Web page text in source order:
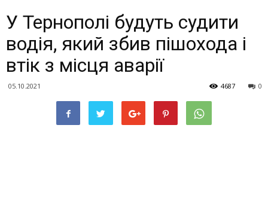
У Тернополі будуть судити
водія, який збив пішохода і
втік з місця аварії
05.10.2021 0
4687